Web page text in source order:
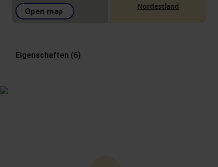
Open map
Nordestland
Eigenschaften (6)